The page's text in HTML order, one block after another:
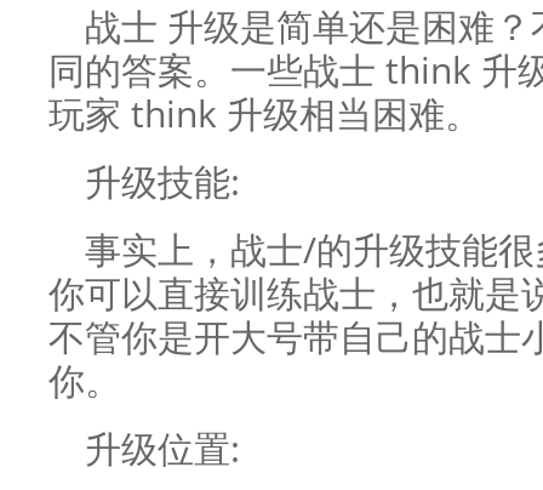
战士 升级是简单还是困难
同的答案。一些战士 think 升
玩家 think 升级相当困难。
升级技能:
事实上，战士/的升级技能
你可以直接训练战士，也就是
不管你是开大号带自己的战士
你。
升级位置: